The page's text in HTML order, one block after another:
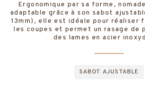
Ergonomique par sa forme,
adaptable grâce à son sabot
13mm), elle est idéale pour réaliser
les coupes et permet un rasage de
des lames en acier
SABOT AJUSTABLE